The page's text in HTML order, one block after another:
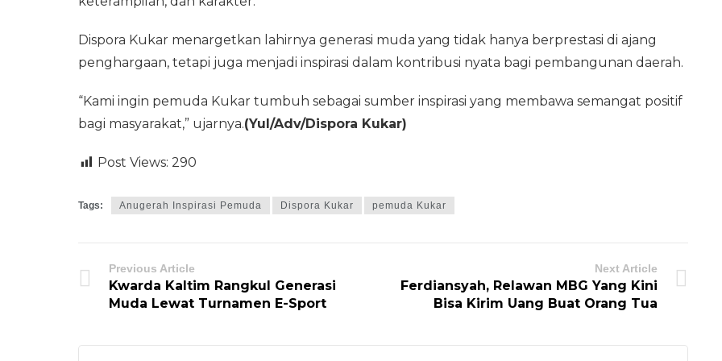
Dispora Kukar menargetkan lahirnya generasi muda yang tidak hanya berprestasi di ajang
penghargaan, tetapi juga menjadi inspirasi dalam kontribusi nyata bagi pembangunan daerah.
“Kami ingin pemuda Kukar tumbuh sebagai sumber inspirasi yang membawa semangat positif
bagi masyarakat,” ujarnya.(Yul/Adv/Dispora Kukar)
Post Views: 290
Tags: Anugerah Inspirasi Pemuda Dispora Kukar pemuda Kukar
Previous Article
Kwarda Kaltim Rangkul Generasi
Muda Lewat Turnamen E-Sport
Next Article
Ferdiansyah, Relawan MBG Yang Kini
Bisa Kirim Uang Buat Orang Tua